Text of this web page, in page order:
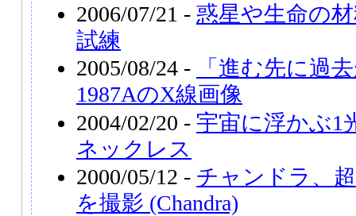
2006/07/21 - 惑星や生命の
試練
2005/08/24 -
「進む先に過
1987AのX線画像
2004/02/20 - 宇宙に浮かぶ1
ネックレス
2000/05/12 - チャンドラ、
を撮影 (Chandra)